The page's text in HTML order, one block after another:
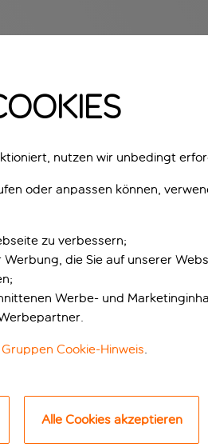
nutzen wir unbedingt
oder anpassen können,
zu verbessern;
die Sie auf unserer
Werbe- und
Gruppen Cookie-Hinweis.
Alle Cookies akzeptieren